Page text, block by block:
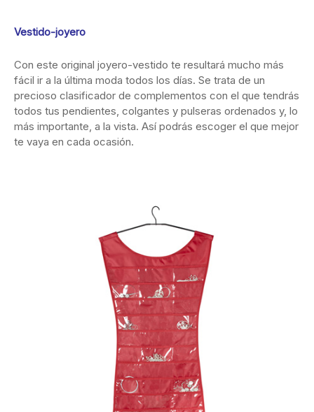
Vestido-joyero
Con este original joyero-vestido te resultará mucho más
fácil ir a la última moda todos los días. Se trata de un
precioso clasificador de complementos con el que tendrás
todos tus pendientes, colgantes y pulseras ordenados y, lo
más importante, a la vista. Así podrás escoger el que mejor
te vaya en cada ocasión.